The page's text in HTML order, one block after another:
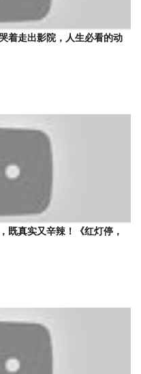
着走出影院，人生必看的动
既真实又辛辣！《红灯停，